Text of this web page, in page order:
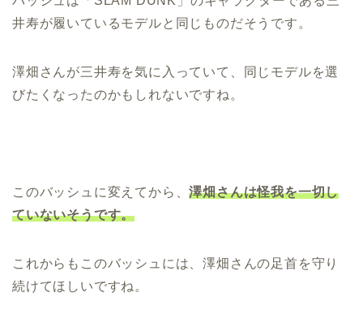
井寿が履いているモデルと同じものだそうです。
澤畑さんが三井寿を気に入っていて、同じモデルを選
びたくなったのかもしれないですね。
このバッシュに変えてから、澤畑さんは怪我を一切し
ていないそうです。
これからもこのバッシュには、澤畑さんの足首を守り
続けてほしいですね。